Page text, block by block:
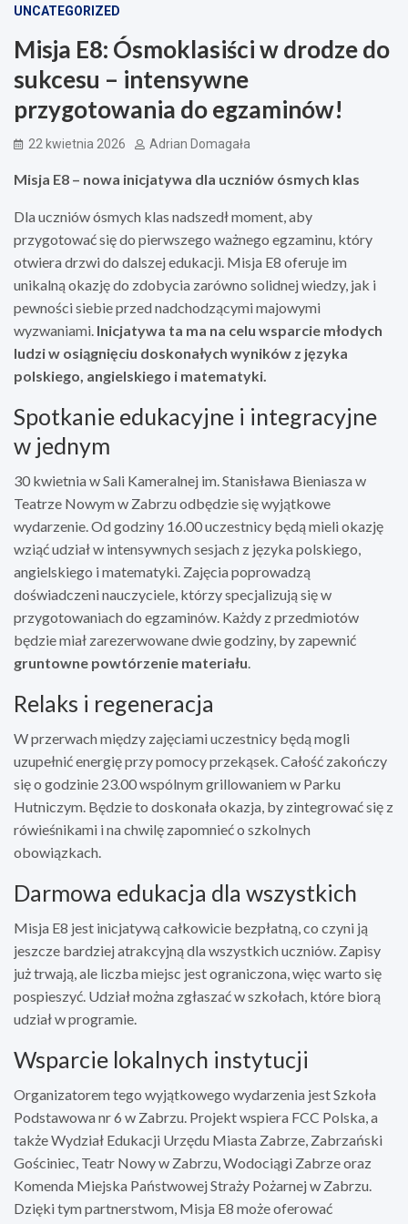
UNCATEGORIZED
Misja E8: Ósmoklasiści w drodze do
sukcesu – intensywne
przygotowania do egzaminów!
22 kwietnia 2026 Adrian Domagała
Misja E8 – nowa inicjatywa dla uczniów ósmych klas
Dla uczniów ósmych klas nadszedł moment, aby
przygotować się do pierwszego ważnego egzaminu, który
otwiera drzwi do dalszej edukacji. Misja E8 oferuje im
unikalną okazję do zdobycia zarówno solidnej wiedzy, jak i
pewności siebie przed nadchodzącymi majowymi
wyzwaniami. Inicjatywa ta ma na celu wsparcie młodych
ludzi w osiągnięciu doskonałych wyników z języka
polskiego, angielskiego i matematyki.
Spotkanie edukacyjne i integracyjne
w jednym
30 kwietnia w Sali Kameralnej im. Stanisława Bieniasza w
Teatrze Nowym w Zabrzu odbędzie się wyjątkowe
wydarzenie. Od godziny 16.00 uczestnicy będą mieli okazję
wziąć udział w intensywnych sesjach z języka polskiego,
angielskiego i matematyki. Zajęcia poprowadzą
doświadczeni nauczyciele, którzy specjalizują się w
przygotowaniach do egzaminów. Każdy z przedmiotów
będzie miał zarezerwowane dwie godziny, by zapewnić
gruntowne powtórzenie materiału.
Relaks i regeneracja
W przerwach między zajęciami uczestnicy będą mogli
uzupełnić energię przy pomocy przekąsek. Całość zakończy
się o godzinie 23.00 wspólnym grillowaniem w Parku
Hutniczym. Będzie to doskonała okazja, by zintegrować się z
rówieśnikami i na chwilę zapomnieć o szkolnych
obowiązkach.
Darmowa edukacja dla wszystkich
Misja E8 jest inicjatywą całkowicie bezpłatną, co czyni ją
jeszcze bardziej atrakcyjną dla wszystkich uczniów. Zapisy
już trwają, ale liczba miejsc jest ograniczona, więc warto się
pospieszyć. Udział można zgłaszać w szkołach, które biorą
udział w programie.
Wsparcie lokalnych instytucji
Organizatorem tego wyjątkowego wydarzenia jest Szkoła
Podstawowa nr 6 w Zabrzu. Projekt wspiera FCC Polska, a
także Wydział Edukacji Urzędu Miasta Zabrze, Zabrzański
Gościniec, Teatr Nowy w Zabrzu, Wodociągi Zabrze oraz
Komenda Miejska Państwowej Straży Pożarnej w Zabrzu.
Dzięki tym partnerstwom, Misja E8 może oferować